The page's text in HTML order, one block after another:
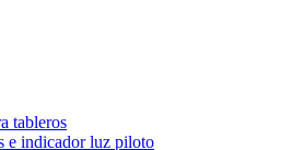
tableros
e indicador luz piloto